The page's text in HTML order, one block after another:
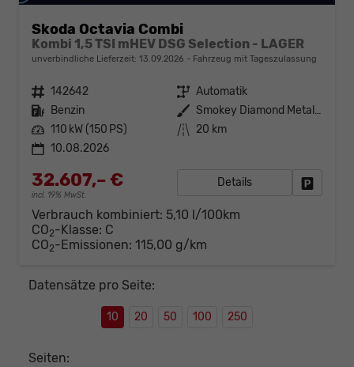
Skoda Octavia Combi
Kombi 1,5 TSI mHEV DSG Selection - LAGER
unverbindliche Lieferzeit: 13.09.2026 Fahrzeug mit Tageszulassung
Fahrzeugnr. 142642 Getriebe Automatik
Kraftstoff Benzin Außenfarbe
Smokey Diamond Metallic ()
Leistung 110 kW (150 PS) Kilometerstand 20 km
10.08.2026
32.607,– €
incl. 19% MwSt.
Details
Verbrauch kombiniert: 5,10 l/100km
CO2-Klasse: C
CO2-Emissionen: 115,00 g/km
Datensätze pro Seite:
10 20 50 100 250
Seiten: